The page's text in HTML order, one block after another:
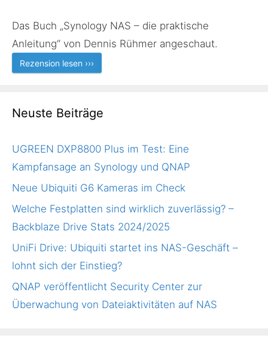
Das Buch „Synology NAS – die praktische
Anleitung“ von Dennis Rühmer angeschaut.
Rezension lesen ›››
Neuste Beiträge
UGREEN DXP8800 Plus im Test: Eine
Kampfansage an Synology und QNAP
Neue Ubiquiti G6 Kameras im Check
Welche Festplatten sind wirklich zuverlässig? –
Backblaze Drive Stats 2024/2025
UniFi Drive: Ubiquiti startet ins NAS-Geschäft –
lohnt sich der Einstieg?
QNAP veröffentlicht Security Center zur
Überwachung von Dateiaktivitäten auf NAS